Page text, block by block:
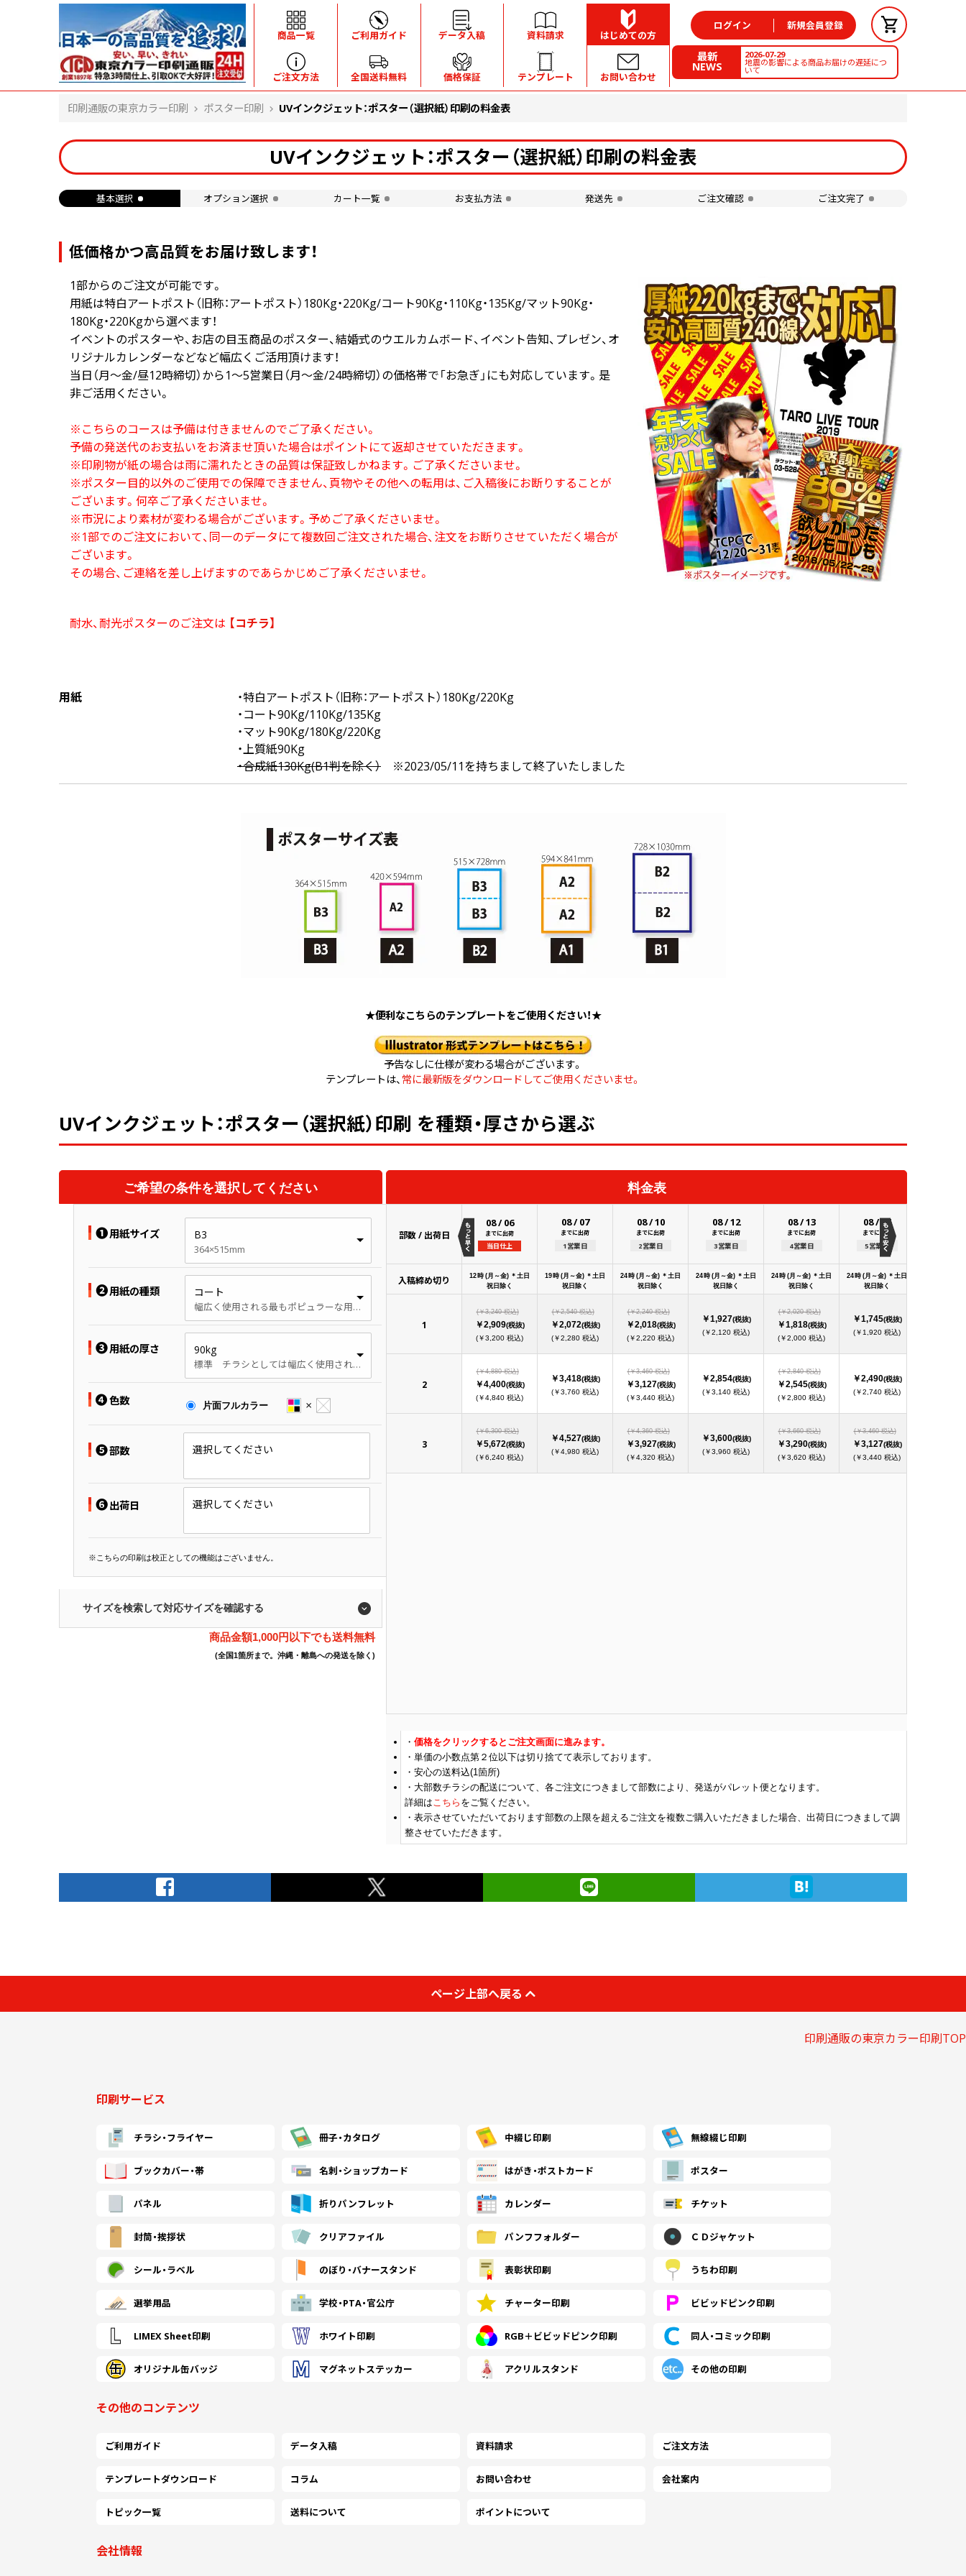
商品一覧
ご注文方法
ご利用ガイド
全国送料無料
データ入稿
価格保証
資料請求
テンプレート
はじめての方
お問い合わせ
ログイン 新規会員登録
最新
NEWS
2026-07-29
地震の影響による商品お届けの遅延につ
いて
印刷通販の東京カラー印刷 ポスター印刷 UVインクジェット：ポスター（選択紙）印刷の料金表
UVインクジェット：ポスター（選択紙）印刷の料金表
基本選択 オプション選択 カート一覧 お支払方法 発送先 ご注文確認 ご注文完了
低価格かつ高品質をお届け致します！
1部からのご注文が可能です。
用紙は特白アートポスト（旧称：アートポスト）180Kg・220Kg/コート90Kg・110Kg・135Kg/マット90Kg・
180Kg・220Kgから選べます！
イベントのポスターや、お店の目玉商品のポスター、結婚式のウエルカムボード、イベント告知、プレゼン、オ
リジナルカレンダーなどなど幅広くご活用頂けます！
当日（月～金/昼12時締切）から1～5営業日（月～金/24時締切）の価格帯で「お急ぎ」にも対応しています。是
非ご活用ください。
※こちらのコースは予備は付きませんのでご了承ください。
予備の発送代のお支払いをお済ませ頂いた場合はポイントにて返却させていただきます。
※印刷物が紙の場合は雨に濡れたときの品質は保証致しかねます。ご了承くださいませ。
※ポスター目的以外のご使用での保障できません、頁物やその他への転用は、ご入稿後にお断りすることが
ございます。何卒ご了承くださいませ。
※市況により素材が変わる場合がございます。予めご了承くださいませ。
※1部でのご注文において、同一のデータにて複数回ご注文された場合、注文をお断りさせていただく場合が
ございます。
その場合、ご連絡を差し上げますのであらかじめご了承くださいませ。
耐水、耐光ポスターのご注文は 【コチラ】
用紙
・特白アートポスト（旧称：アートポスト）180Kg/220Kg
・コート90Kg/110Kg/135Kg
・マット90Kg/180Kg/220Kg
・上質紙90Kg
・合成紙130Kg(B1判を除く） ※2023/05/11を持ちまして終了いたしました
★便利なこちらのテンプレートをご使用ください！★
予告なしに仕様が変わる場合がございます。
テンプレートは、 常に最新版をダウンロードしてご使用くださいませ。
UVインクジェット：ポスター（選択紙）印刷 を種類・厚さから選ぶ
ご希望の条件を選択してください
❶用紙サイズ B3
364×515mm
❷用紙の種類 コート
幅広く使用される最もポピュラーな用紙。光沢があり、表面が滑らかです。
❸用紙の厚さ 90kg
標準 チラシとしては幅広く使用される紙厚です。本やパンフレットでは、やや薄手の印象です。
❹色数 片面フルカラー
❺部数 選択してください
❻出荷日 選択してください
※こちらの印刷は校正としての機能はございません。
サイズを検索して対応サイズを確認する
商品金額1,000円以下でも送料無料
(全国1箇所まで。沖縄・離島への発送を除く)
料金表
部数 / 出荷日
08/06
までに出荷
当日仕上
08/07
までに出荷
1営業日
08/10
までに出荷
2営業日
08/12
までに出荷
3営業日
08/13
までに出荷
4営業日
08/14
までに出荷
5営業日
入稿締め切り 12時 (月～金) ＊土日
祝日除く
19時 (月～金) ＊土日
祝日除く
24時 (月～金) ＊土日
祝日除く
24時 (月～金) ＊土日
祝日除く
24時 (月～金) ＊土日
祝日除く
24時 (月～金) ＊土日
祝日除く
1
(￥3,240 税込)
￥2,909(税抜)
(￥3,200 税込)
(￥2,540 税込)
￥2,072(税抜)
(￥2,280 税込)
(￥2,240 税込)
￥2,018(税抜)
(￥2,220 税込)
￥1,927(税抜)
(￥2,120 税込)
(￥2,020 税込)
￥1,818(税抜)
(￥2,000 税込)
￥1,745(税抜)
(￥1,920 税込)
2
(￥4,880 税込)
￥4,400(税抜)
(￥4,840 税込)
￥3,418(税抜)
(￥3,760 税込)
(￥3,460 税込)
￥3,127(税抜)
(￥3,440 税込)
￥2,854(税抜)
(￥3,140 税込)
(￥2,840 税込)
￥2,545(税抜)
(￥2,800 税込)
￥2,490(税抜)
(￥2,740 税込)
3
(￥6,300 税込)
￥5,672(税抜)
(￥6,240 税込)
￥4,527(税抜)
(￥4,980 税込)
(￥4,360 税込)
￥3,927(税抜)
(￥4,320 税込)
￥3,600(税抜)
(￥3,960 税込)
(￥3,660 税込)
￥3,290(税抜)
(￥3,620 税込)
(￥3,460 税込)
￥3,127(税抜)
(￥3,440 税込)
価格をクリックするとご注文画面に進みます。
単価の小数点第２位以下は切り捨てて表示しております。
安心の送料込(1箇所)
大部数チラシの配送について、各ご注文につきまして部数により、発送がパレット便となります。
詳細はこちら をご覧ください。
表示させていただいております部数の上限を超えるご注文を複数ご購入いただきました場合、出荷日につきまして調
整させていただきます。
ページ上部へ戻る
印刷通販の東京カラー印刷TOP
印刷サービス
チラシ・フライヤー 冊子・カタログ 中綴じ印刷 無線綴じ印刷
ブックカバー・帯 名刺・ショップカード はがき・ポストカード ポスター
パネル 折りパンフレット カレンダー チケット
封筒・挨拶状 クリアファイル パンフフォルダー ＣＤジャケット
シール・ラベル のぼり・バナースタンド 表彰状印刷 うちわ印刷
選挙用品 学校・PTA・官公庁 チャーター印刷 ビビッドピンク印刷
LIMEX Sheet印刷 ホワイト印刷 RGB＋ビビッドピンク印刷 同人・コミック印刷
オリジナル缶バッジ マグネットステッカー アクリルスタンド その他の印刷
その他のコンテンツ
ご利用ガイド データ入稿 資料請求 ご注文方法
テンプレートダウンロード コラム お問い合わせ 会社案内
トピック一覧 送料について ポイントについて
会社情報
ヘルプ
入金・決済後、入金情報画面に反映されま
せん。
価格表にない部数の注文は可能ですか？
出荷からお届けまでの日数を教えてくださ
すか？
領収書・納品書を発行は可能ですか？
初回特典の1000ポイントを使用するに
見本と印刷データの比較はしてくれます
か？
画面表示操作
ユーザー登録ログイン
注文
データ
校正・印刷
お支払い
梱包・包装
発送・配送
変更・キャンセル
折り加工